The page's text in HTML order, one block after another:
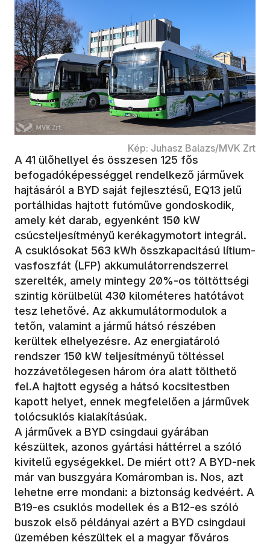
Kép: Juhasz Balazs/MVK Zrt
A 41 ülőhellyel és összesen 125 fős
befogadóképességgel rendelkező járművek
hajtásáról a BYD saját fejlesztésű, EQ13 jelű
portálhidas hajtott futóműve gondoskodik,
amely két darab, egyenként 150 kW
csúcsteljesítményű kerékagymotort integrál.
A csuklósokat 563 kWh összkapacitású lítium-
vasfoszfát (LFP) akkumulátorrendszerrel
szerelték, amely mintegy 20%-os töltöttségi
szintig körülbelül 430 kilométeres hatótávot
tesz lehetővé. Az akkumulátormodulok a
tetőn, valamint a jármű hátsó részében
kerültek elhelyezésre. Az energiatároló
rendszer 150 kW teljesítményű töltéssel
hozzávetőlegesen három óra alatt tölthető
fel.A hajtott egység a hátsó kocsitestben
kapott helyet, ennek megfelelően a járművek
tolócsuklós kialakításúak.
A járművek a BYD csingdaui gyárában
készültek, azonos gyártási háttérrel a szóló
kivitelű egységekkel. De miért ott? A BYD-nek
már van buszgyára Komáromban is. Nos, azt
lehetne erre mondani: a biztonság kedvéért. A
B19-es csuklós modellek és a B12-es szóló
buszok első példányai azért a BYD csingdaui
üzemében készültek el a magyar főváros